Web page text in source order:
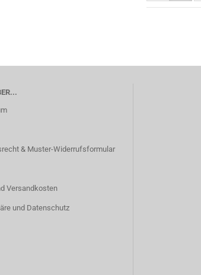
& Muster-Widerrufsformular
Versandkosten
und Datenschutz